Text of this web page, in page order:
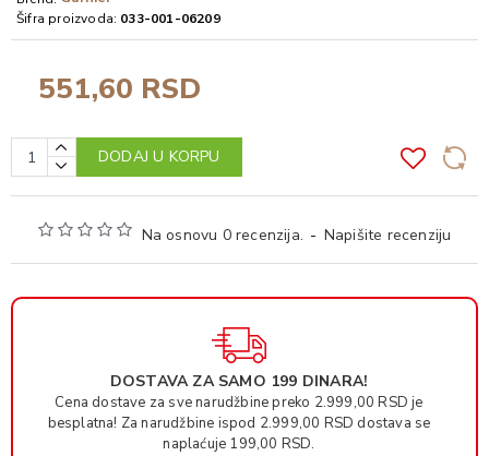
Na osnovu 0 recenzija. - Napišite recenziju
551,60 RSD
Šifra proizvoda: 033-001-06209
DODAJ U KORPU
DOSTAVA ZA SAMO 199 DINARA!
Cena dostave za sve narudžbine preko 2.999,00 RSD je
besplatna! Za narudžbine ispod 2.999,00 RSD dostava se
naplaćuje 199,00 RSD.